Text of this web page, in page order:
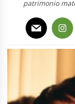
patrimonio